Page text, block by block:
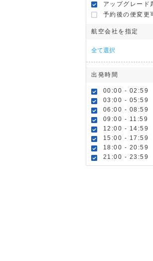
アップグレード
予約後の便変更
航空会社を指定
全て選択
出発時間
00:00 - 02:59
03:00 - 05:59
06:00 - 08:59
09:00 - 11:59
12:00 - 14:59
15:00 - 17:59
18:00 - 20:59
21:00 - 23:59